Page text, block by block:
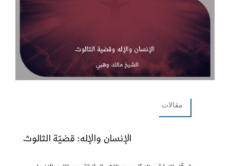
مقالات
الإنسان والإله: قضيّة الثالوث